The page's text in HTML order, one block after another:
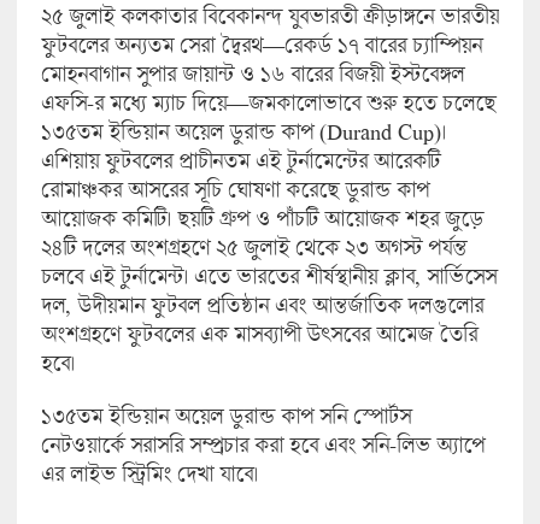
২৫ জুলাই কলকাতার বিবেকানন্দ যুবভারতী ক্রীড়াঙ্গনে ভারতীয়
ফুটবলের অন্যতম সেরা দ্বৈরথ—রেকর্ড ১৭ বারের চ্যাম্পিয়ন
মোহনবাগান সুপার জায়ান্ট ও ১৬ বারের বিজয়ী ইস্টবেঙ্গল
এফসি-র মধ্যে ম্যাচ দিয়ে—জমকালোভাবে শুরু হতে চলেছে
১৩৫তম ইন্ডিয়ান অয়েল ডুরান্ড কাপ (Durand Cup)।
এশিয়ায় ফুটবলের প্রাচীনতম এই টুর্নামেন্টের আরেকটি
রোমাঞ্চকর আসরের সূচি ঘোষণা করেছে ডুরান্ড কাপ
আয়োজক কমিটি। ছয়টি গ্রুপ ও পাঁচটি আয়োজক শহর জুড়ে
২৪টি দলের অংশগ্রহণে ২৫ জুলাই থেকে ২৩ অগস্ট পর্যন্ত
চলবে এই টুর্নামেন্ট। এতে ভারতের শীর্ষস্থানীয় ক্লাব, সার্ভিসেস
দল, উদীয়মান ফুটবল প্রতিষ্ঠান এবং আন্তর্জাতিক দলগুলোর
অংশগ্রহণে ফুটবলের এক মাসব্যাপী উৎসবের আমেজ তৈরি
হবে।
১৩৫তম ইন্ডিয়ান অয়েল ডুরান্ড কাপ সনি স্পোর্টস
নেটওয়ার্কে সরাসরি সম্প্রচার করা হবে এবং সনি-লিভ অ্যাপে
এর লাইভ স্ট্রিমিং দেখা যাবে।